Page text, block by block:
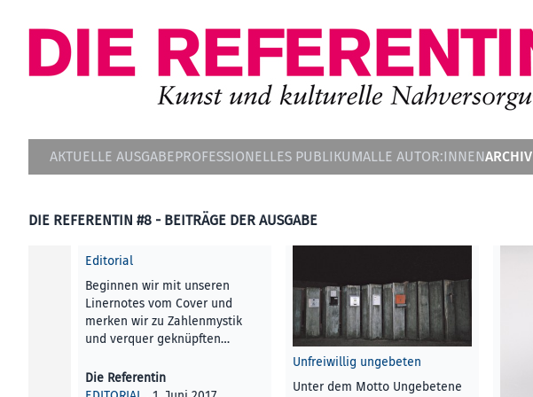
AKTUELLE AUSGABEPROFESSIONELLES PUBLIKUMALLE AUTOR:INNENARCHIV
DIE REFERENTIN #8 - BEITRÄGE DER AUSGABE
Editorial
Beginnen wir mit unseren
Linernotes vom Cover und
merken wir zu Zahlenmystik
und verquer geknüpften…
Die Referentin
Unfreiwillig ungebeten
Unter dem Motto Ungebetene